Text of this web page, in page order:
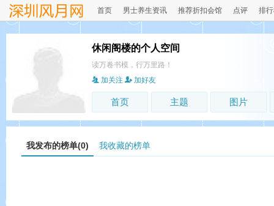
首页 男士养生资讯 推荐折扣会馆 点评 排
休闲阁楼的个人空间
读万卷书模，行万里路！
加关注
加好友
首页 主题 图片
我发布的榜单(0) 我收藏的榜单